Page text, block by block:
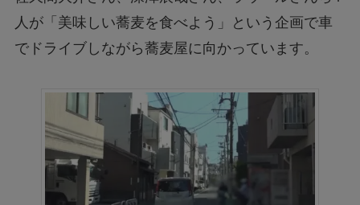
人が「美味しい蕎麦を食べよう」という企画で車
でドライブしながら蕎麦屋に向かっています。